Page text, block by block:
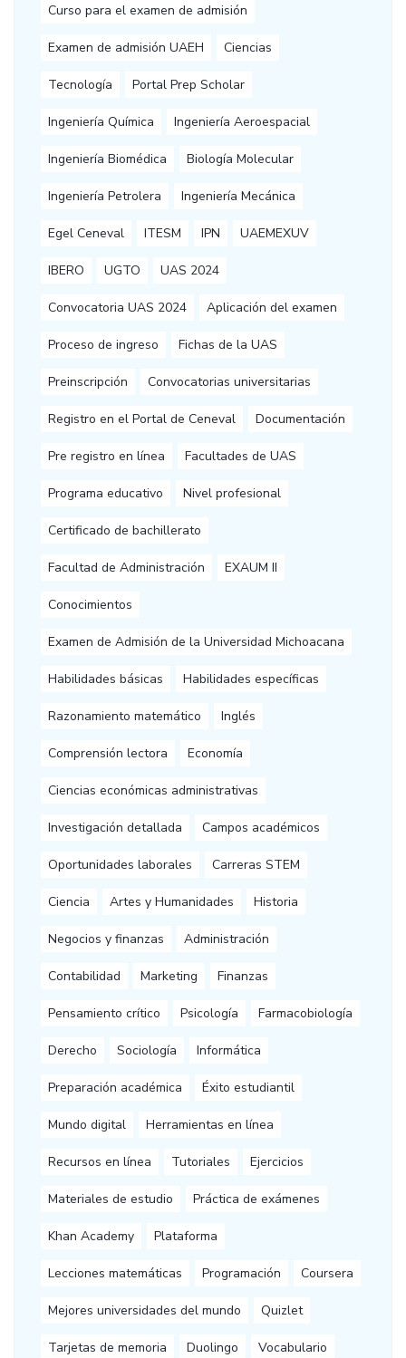
Curso para el examen de admisión
Examen de admisión UAEH Ciencias
Tecnología Portal Prep Scholar
Ingeniería Química Ingeniería Aeroespacial
Ingeniería Biomédica Biología Molecular
Ingeniería Petrolera Ingeniería Mecánica
Egel Ceneval ITESM IPN UAEMEXUV
IBERO UGTO UAS 2024
Convocatoria UAS 2024 Aplicación del examen
Proceso de ingreso Fichas de la UAS
Preinscripción Convocatorias universitarias
Registro en el Portal de Ceneval Documentación
Pre registro en línea Facultades de UAS
Programa educativo Nivel profesional
Certificado de bachillerato
Facultad de Administración EXAUM II
Conocimientos
Examen de Admisión de la Universidad Michoacana
Habilidades básicas Habilidades específicas
Razonamiento matemático Inglés
Comprensión lectora Economía
Ciencias económicas administrativas
Investigación detallada Campos académicos
Oportunidades laborales Carreras STEM
Ciencia Artes y Humanidades Historia
Negocios y finanzas Administración
Contabilidad Marketing Finanzas
Pensamiento crítico Psicología Farmacobiología
Derecho Sociología Informática
Preparación académica Éxito estudiantil
Mundo digital Herramientas en línea
Recursos en línea Tutoriales Ejercicios
Materiales de estudio Práctica de exámenes
Khan Academy Plataforma
Lecciones matemáticas Programación Coursera
Mejores universidades del mundo Quizlet
Tarjetas de memoria Duolingo Vocabulario